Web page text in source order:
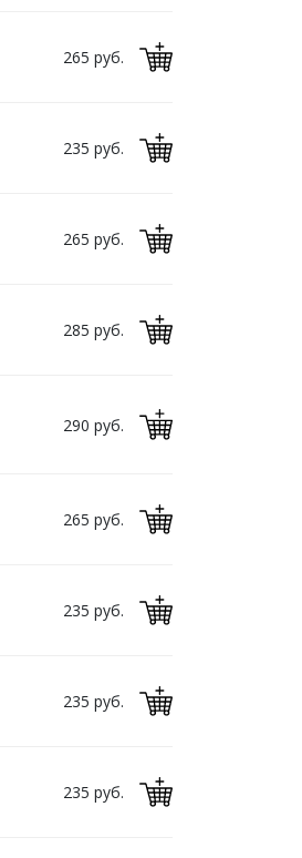
265 руб.
235 руб.
265 руб.
285 руб.
290 руб.
265 руб.
235 руб.
235 руб.
235 руб.